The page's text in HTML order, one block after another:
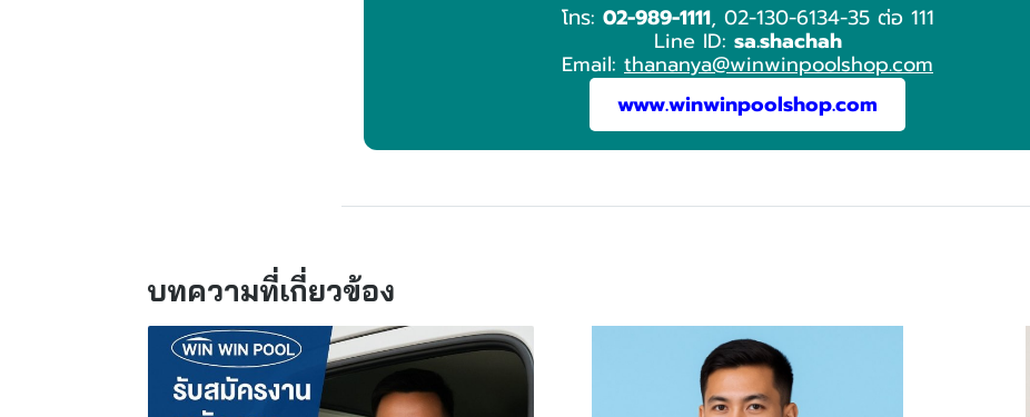
โทร: 02-989-1111, 02-130-6134-35 ต่อ 111
Line ID: sa.shachah
Email: thananya@winwinpoolshop.com
www.winwinpoolshop.com
บทความที่เกี่ยวข้อง